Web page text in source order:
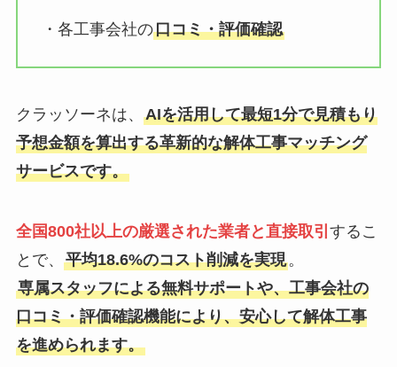
・各工事会社の口コミ・評価確認
クラッソーネは、 AIを活用して最短1分で見積もり
予想金額を算出する革新的な解体工事マッチング
サービスです。
全国800社以上の厳選された業者と直接取引 するこ
とで、 平均18.6%のコスト削減を実現。
専属スタッフによる無料サポートや、工事会社の
口コミ・評価確認機能により、安心して解体工事
を進められます。